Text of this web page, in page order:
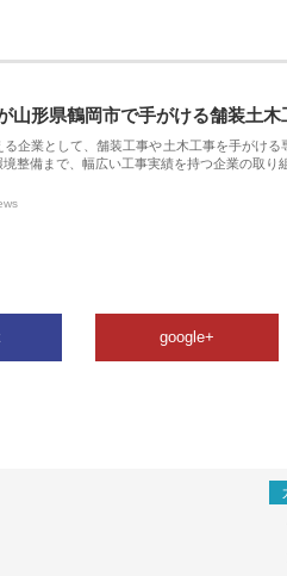
山形県鶴岡市で手がける舗装土木
企業として、舗装工事や土木工事を手がけ
整備まで、幅広い工事実績を持つ企業の取り
google+